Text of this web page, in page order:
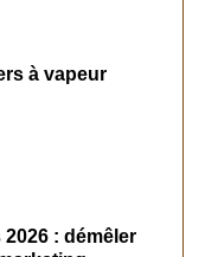
à vapeur
: démêler